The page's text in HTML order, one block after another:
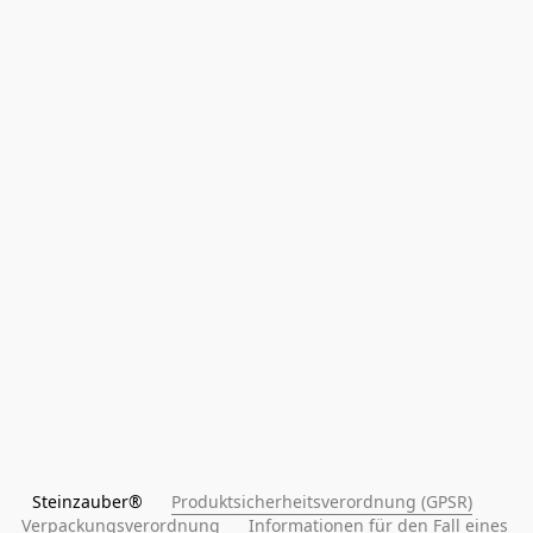
Steinzauber® Produktsicherheitsverordnung (GPSR)
Verpackungsverordnung
Informationen für den Fall eines